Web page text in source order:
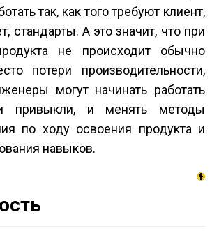
так, как того требуют клиент,
стандарты. А это значит, что при
не происходит обычно
потери производительности,
могут начинать работать
привыкли, и менять методы
по ходу освоения продукта и
навыков.